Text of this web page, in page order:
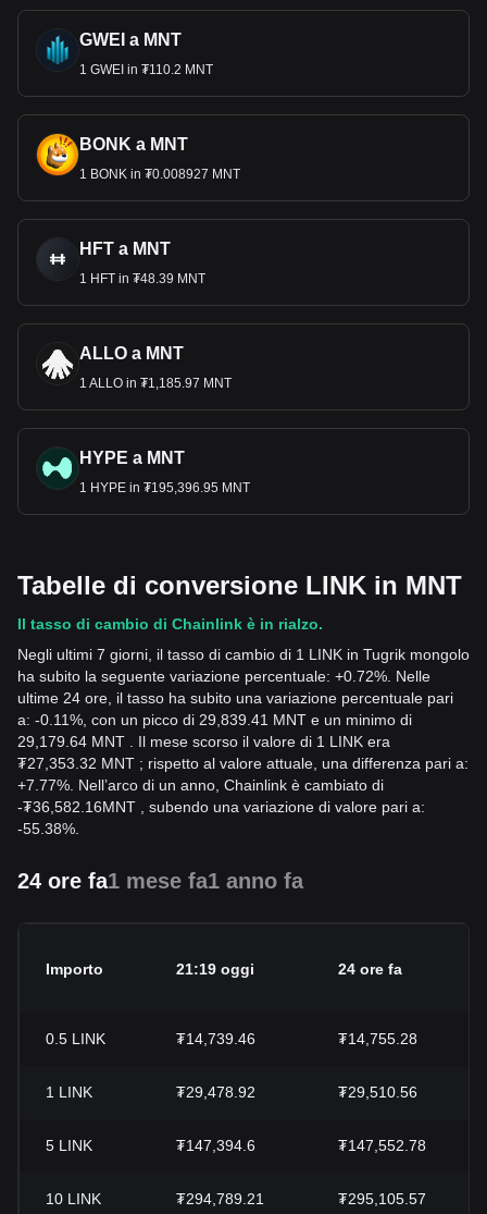
GWEI a MNT
1 GWEI in ₮110.2 MNT
BONK a MNT
1 BONK in ₮0.008927 MNT
HFT a MNT
1 HFT in ₮48.39 MNT
ALLO a MNT
1 ALLO in ₮1,185.97 MNT
HYPE a MNT
1 HYPE in ₮195,396.95 MNT
Tabelle di conversione LINK in MNT
Il tasso di cambio di Chainlink è in rialzo.
Negli ultimi 7 giorni, il tasso di cambio di 1 LINK in Tugrik mongolo
ha subito la seguente variazione percentuale: +0.72%. Nelle
ultime 24 ore, il tasso ha subito una variazione percentuale pari
a: -0.11%, con un picco di 29,839.41 MNT e un minimo di
29,179.64 MNT . Il mese scorso il valore di 1 LINK era
₮27,353.32 MNT ; rispetto al valore attuale, una differenza pari a:
+7.77%. Nell’arco di un anno, Chainlink è cambiato di
-₮36,582.16MNT , subendo una variazione di valore pari a:
-55.38%.
24 ore fa1 mese fa1 anno fa
Importo 21:19 oggi 24 ore fa
0.5 LINK ₮14,739.46 ₮14,755.28
1 LINK ₮29,478.92 ₮29,510.56
5 LINK ₮147,394.6 ₮147,552.78
10 LINK ₮294,789.21 ₮295,105.57